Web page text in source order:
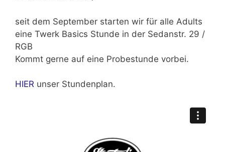
seit dem September starten wir für alle Adults
eine Twerk Basics Stunde in der Sedanstr. 29 /
RGB
Kommt gerne auf eine Probestunde vorbei.
HIER unser Stundenplan.